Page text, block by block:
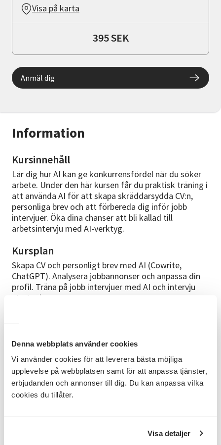
Denna webbplats använder cookies
Vi använder cookies för att leverera bästa möjliga
upplevelse på webbplatsen samt för att anpassa tjänster,
erbjudanden och annonser till dig. Du kan anpassa vilka
cookies du tillåter.
Visa detaljer
Information
Kursinnehåll
Lär dig hur AI kan ge konkurrensfördel när du söker
arbete. Under den här kursen får du praktisk träning i
att använda AI för att skapa skräddarsydda CV:n,
personliga brev och att förbereda dig inför jobb
intervjuer. Öka dina chanser att bli kallad till
arbetsintervju med AI-verktyg.
Kursplan
Skapa CV och personligt brev med AI (Cowrite,
ChatGPT). Analysera jobbannonser och anpassa din
profil. Träna på jobb intervjuer med AI och intervju
strategier.
Cirkelledare
erfarenhet av att undervisa vuxna i digital teknologi
och AI. Specialiserad på att göra komplexa ämnen
tillgängliga och praktiska.
Bra att veta
arbetssökande, är pensionär och som vill utvecklas
yrkesverksam och står inför en karriär förändring.
Visa på karta
395 SEK
Anmäl dig